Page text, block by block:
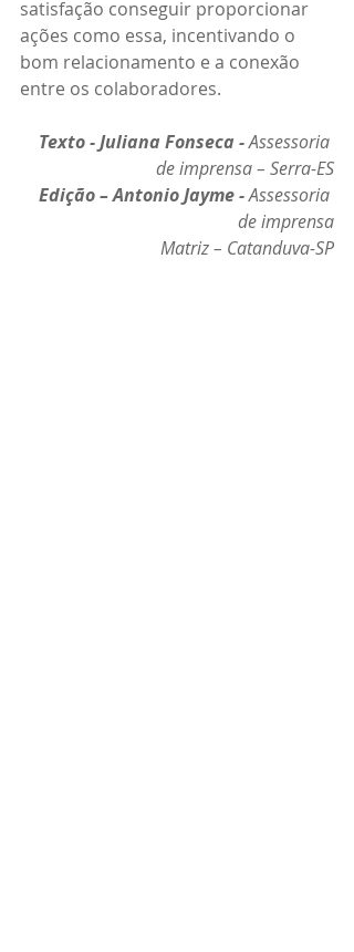
satisfação conseguir proporcionar
ações como essa, incentivando o
bom relacionamento e a conexão
entre os colaboradores.
Texto - Juliana Fonseca - Assessoria
de imprensa – Serra-ES
Edição – Antonio Jayme - Assessoria
de imprensa
Matriz – Catanduva-SP